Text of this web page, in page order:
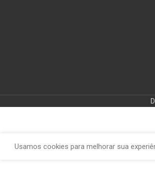
Usamos cookies para melhorar sua